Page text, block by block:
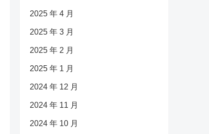
2025 年 4 月
2025 年 3 月
2025 年 2 月
2025 年 1 月
2024 年 12 月
2024 年 11 月
2024 年 10 月